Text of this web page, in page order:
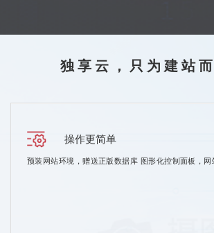
独享云，只为建站而
操作更简单
预装网站环境，赠送正版数据库 图形化控制面板，